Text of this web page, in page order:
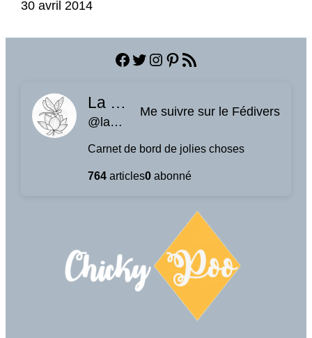
Date
30 avril 2014
Facebook
Twitter
Instagram
Pinterest
Flux RSS
La planque à libellules
@laplanquealibellules.fr@www.laplanquealibellules.fr
Me suivre sur le Fédivers
Carnet de bord de jolies choses
764 articles0 abonné